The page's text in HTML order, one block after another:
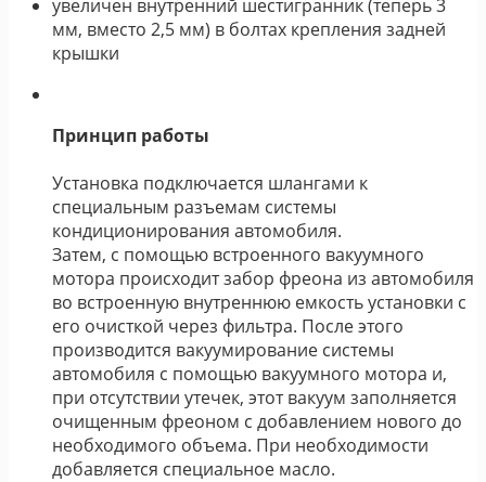
увеличен внутренний шестигранник (теперь 3
мм, вместо 2,5 мм) в болтах крепления задней
крышки
Принцип работы
Установка подключается шлангами к
специальным разъемам системы
кондиционирования автомобиля.
Затем, с помощью встроенного вакуумного
мотора происходит забор фреона из автомобиля
во встроенную внутреннюю емкость установки с
его очисткой через фильтра. После этого
производится вакуумирование системы
автомобиля с помощью вакуумного мотора и,
при отсутствии утечек, этот вакуум заполняется
очищенным фреоном с добавлением нового до
необходимого объема. При необходимости
добавляется специальное масло.